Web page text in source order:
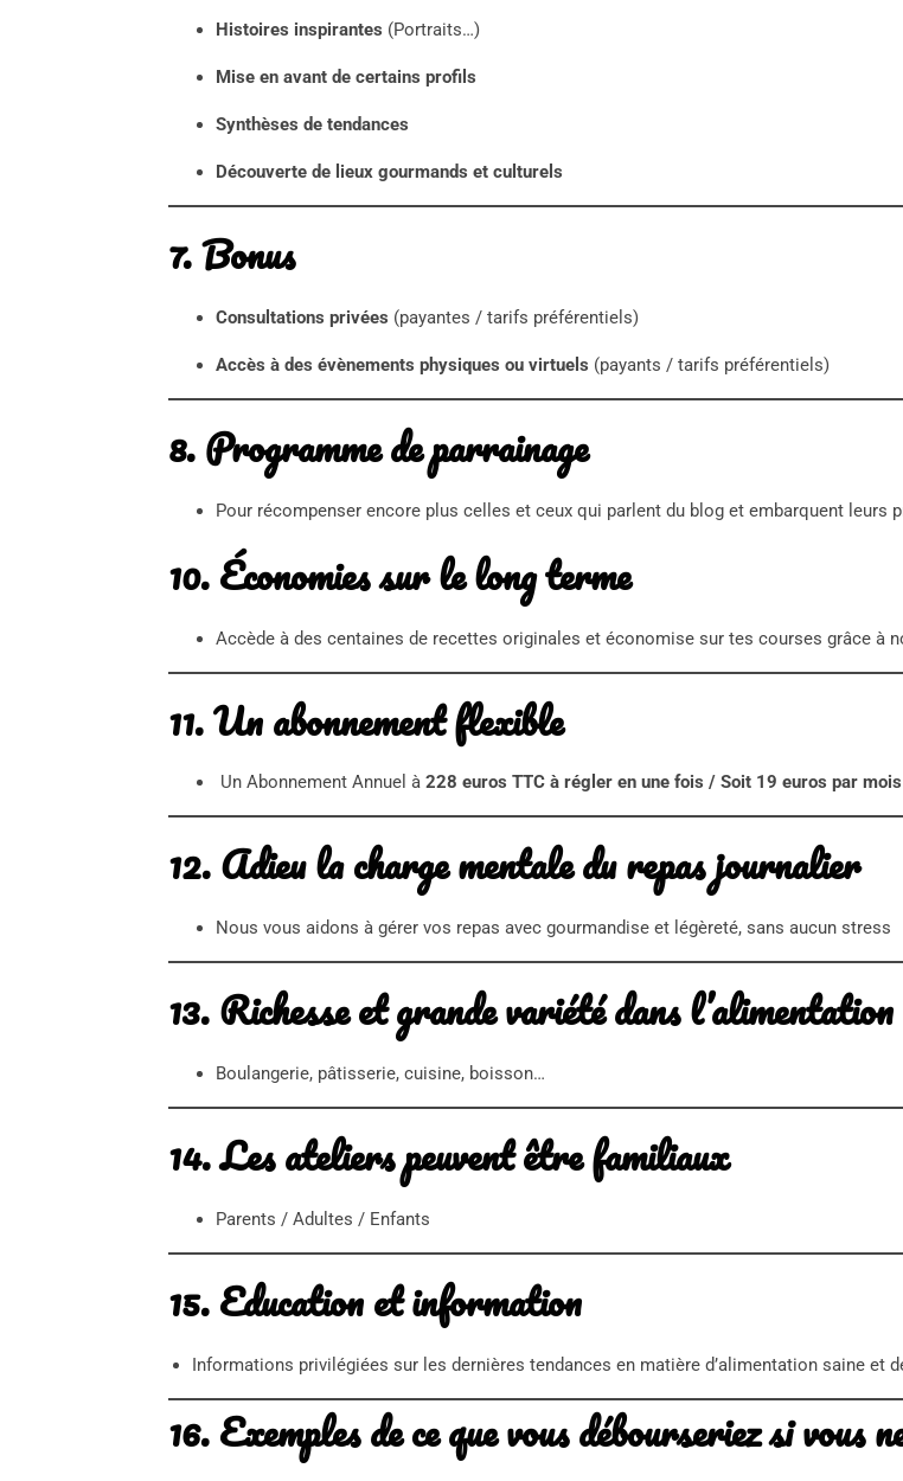
Histoires inspirantes (Portraits…)
Mise en avant de certains profils
Synthèses de tendances
Découverte de lieux gourmands et culturels
7. Bonus
Consultations privées (payantes / tarifs préférentiels)
Accès à des évènements physiques ou virtuels (payants / tarifs préférentiels)
8.Programme de parrainage
Pour récompenser encore plus celles et ceux qui parlent du blog et embarquent leurs
10.Économies sur le long terme
Accède à des centaines de recettes originales et économise sur tes courses grâce à
11.Un abonnement flexible
Un Abonnement Annuel à 228 euros TTC à régler en une fois / Soit 19 euros par mois
12.Adieu la charge mentale du repas journalier
Nous vous aidons à gérer vos repas avec gourmandise et légèreté, sans aucun stress
13. Richesse et grande variété dans l’alimentation
Boulangerie, pâtisserie, cuisine, boisson…
14.Les ateliers peuvent être familiaux
Parents / Adultes / Enfants
15.Education et information
Informations privilégiées sur les dernières tendances en matière d’alimentation saine et
16. Exemples de ce que vous débourseriez si vous